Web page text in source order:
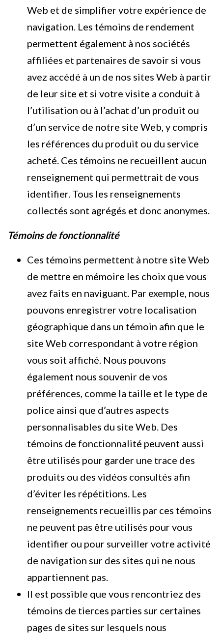
Web et de simplifier votre expérience de
navigation. Les témoins de rendement
permettent également à nos sociétés
affiliées et partenaires de savoir si vous
avez accédé à un de nos sites Web à partir
de leur site et si votre visite a conduit à
l’utilisation ou à l’achat d’un produit ou
d’un service de notre site Web, y compris
les références du produit ou du service
acheté. Ces témoins ne recueillent aucun
renseignement qui permettrait de vous
identifier. Tous les renseignements
collectés sont agrégés et donc anonymes.
Témoins de fonctionnalité
Ces témoins permettent à notre site Web
de mettre en mémoire les choix que vous
avez faits en naviguant. Par exemple, nous
pouvons enregistrer votre localisation
géographique dans un témoin afin que le
site Web correspondant à votre région
vous soit affiché. Nous pouvons
également nous souvenir de vos
préférences, comme la taille et le type de
police ainsi que d’autres aspects
personnalisables du site Web. Des
témoins de fonctionnalité peuvent aussi
être utilisés pour garder une trace des
produits ou des vidéos consultés afin
d’éviter les répétitions. Les
renseignements recueillis par ces témoins
ne peuvent pas être utilisés pour vous
identifier ou pour surveiller votre activité
de navigation sur des sites qui ne nous
appartiennent pas.
Il est possible que vous rencontriez des
témoins de tierces parties sur certaines
pages de sites sur lesquels nous